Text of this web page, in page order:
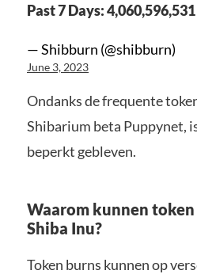
Past 7 Days:
— Shibburn (@shibburn)
June 3, 2023
Ondanks de frequente
Shibarium beta Puppynet,
beperkt gebleven.
Waarom kunnen
Shiba Inu?
Token burns kunnen op